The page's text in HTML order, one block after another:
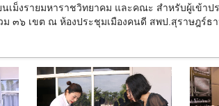
นเม็งรายมหาราชวิทยาคม และคณะ สำหรับผู้เข้า
ม ๓๖ เขต ณ ห้องประชุมเมืองคนดี สพป.สุราษฎร์ธ